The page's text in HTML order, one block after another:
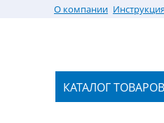
О компании
КАТАЛОГ ТОВАРОВ